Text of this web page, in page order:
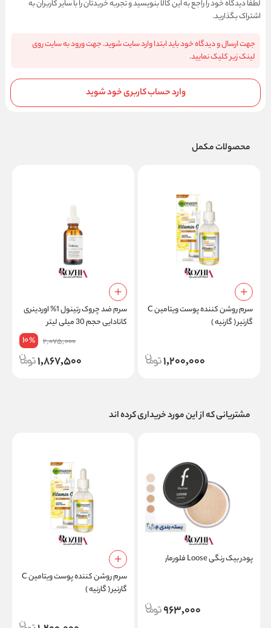
لطفا دیدگاه خود را راجع به این کالا بنویسید و تجربه خریدتان را با سایر کاربران به
اشتراک بگذارید.
جهت ارسال و دیدگاه خود باید ابتدا وارد سایت شوید. جهت ورود به سایت روی
لینک زیر کلیک نمایید.
وارد حساب کاربری خود شوید
محصولات مکمل
سرم روشن کننده پوست ویتامین C
گارنیر ( گارنیه )
1,200,000
سرم ضد چروک رتینول 1% اوردینری
کانادایی حجم 30 میلی لیتر
2,075,000
10%
1,867,500
مشتریانی که از این مورد خریداری کرده اند
+ 2
پودر بیک رنگی Loose فلورمار
963,000
سرم روشن کننده پوست ویتامین C
گارنیر ( گارنیه )